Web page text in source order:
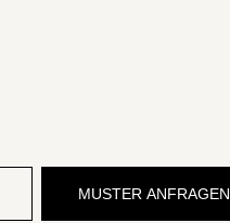
MUSTER ANFRAGEN